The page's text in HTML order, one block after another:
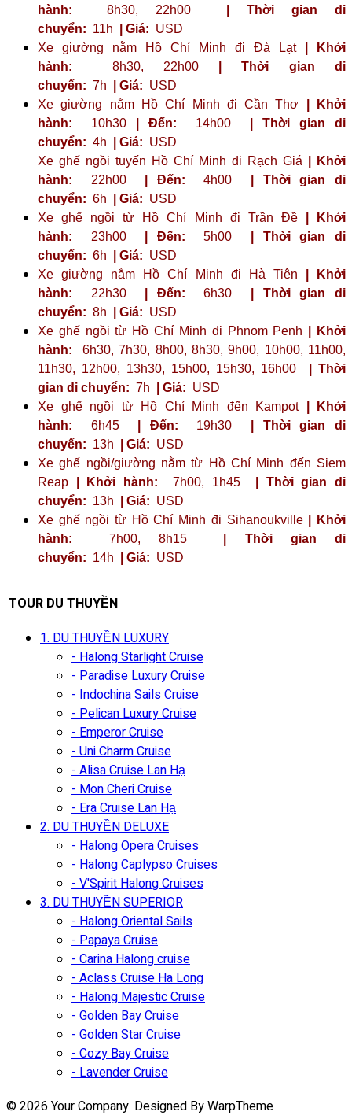
hành: 8h30, 22h00
| Thời gian di
chuyển: 11h | Giá: USD
Xe giường nằm Hồ Chí Minh đi Đà Lạt
| Khởi
hành: 8h30, 22h00
| Thời gian di
chuyển: 7h | Giá: USD
Xe giường nằm Hồ Chí Minh đi Cần Thơ
| Khởi
hành: 10h30 | Đến: 14h00
| Thời gian di
chuyển: 4h | Giá: USD
Xe ghế ngồi tuyến Hồ Chí Minh đi Rạch Giá
| Khởi
hành: 22h00 | Đến: 4h00
| Thời gian di
chuyển: 6h | Giá: USD
Xe ghế ngồi từ Hồ Chí Minh đi Trần Đề
| Khởi
hành: 23h00 | Đến: 5h00
| Thời gian di
chuyển: 6h | Giá: USD
Xe giường nằm Hồ Chí Minh đi Hà Tiên
| Khởi
hành: 22h30 | Đến: 6h30
| Thời gian di
chuyển: 8h | Giá: USD
Xe ghế ngồi từ Hồ Chí Minh đi Phnom Penh
| Khởi
hành: 6h30, 7h30, 8h00, 8h30, 9h00, 10h00, 11h00,
11h30, 12h00, 13h30, 15h00, 15h30, 16h00
| Thời
gian di chuyển: 7h | Giá: USD
Xe ghế ngồi từ Hồ Chí Minh đến Kampot
| Khởi
hành: 6h45 | Đến: 19h30
| Thời gian di
chuyển: 13h | Giá: USD
Xe ghế ngồi/giường nằm từ Hồ Chí Minh đến Siem
Reap
| Khởi hành: 7h00, 1h45
| Thời gian di
chuyển: 13h | Giá: USD
Xe ghế ngồi từ Hồ Chí Minh đi Sihanoukville
| Khởi
hành: 7h00, 8h15
| Thời gian di
chuyển: 14h | Giá: USD
TOUR DU THUYỀN
1. DU THUYỀN LUXURY
- Halong Starlight Cruise
- Paradise Luxury Cruise
- Indochina Sails Cruise
- Pelican Luxury Cruise
- Emperor Cruise
- Uni Charm Cruise
- Alisa Cruise Lan Hạ
- Mon Cheri Cruise
- Era Cruise Lan Hạ
2. DU THUYỀN DELUXE
- Halong Opera Cruises
- Halong Caplypso Cruises
- V'Spirit Halong Cruises
3. DU THUYỀN SUPERIOR
- Halong Oriental Sails
- Papaya Cruise
- Carina Halong cruise
- Aclass Cruise Ha Long
- Halong Majestic Cruise
- Golden Bay Cruise
- Golden Star Cruise
- Cozy Bay Cruise
- Lavender Cruise
© 2026 Your Company. Designed By WarpTheme